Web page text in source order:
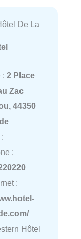
De La
: 2 Place
Zac
44350
:
:
Hôtel